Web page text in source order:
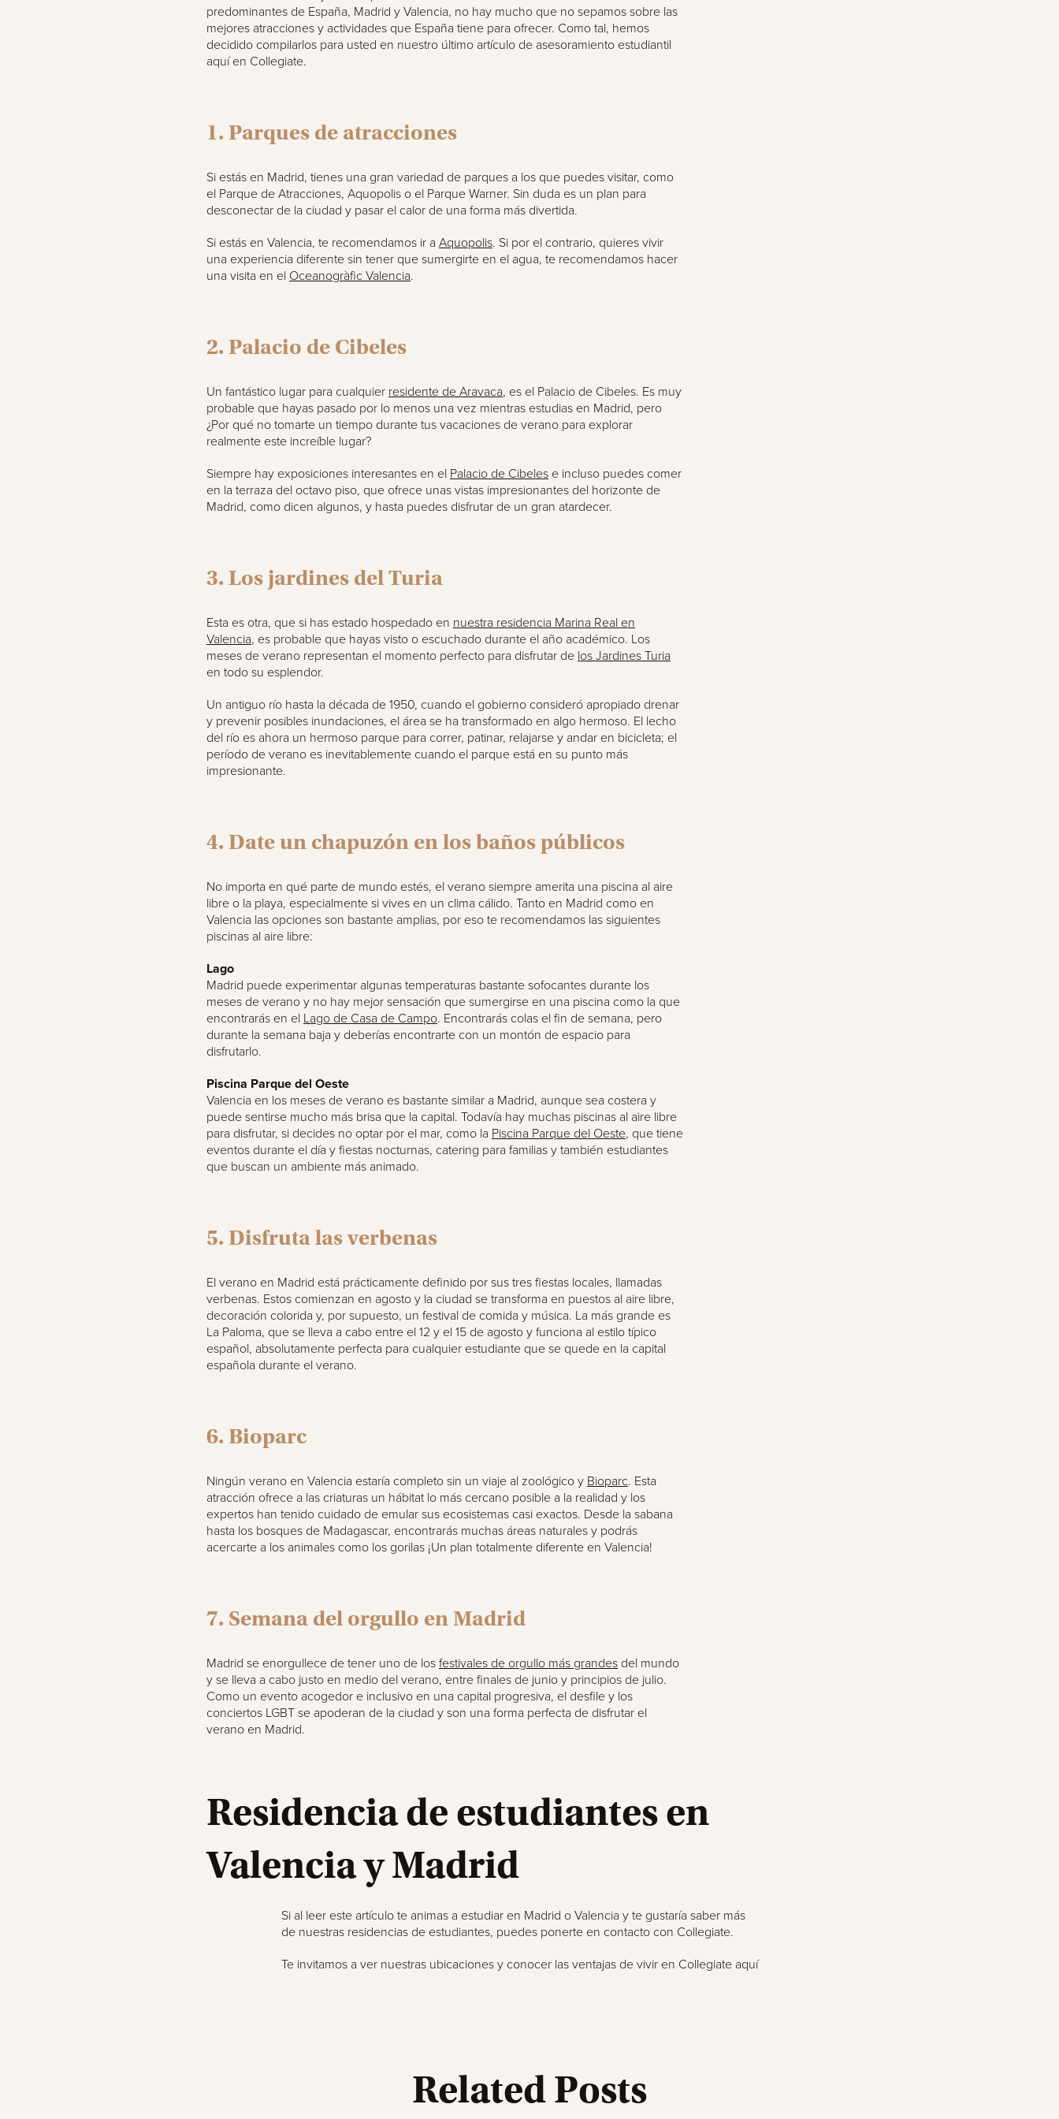
predominantes de España, Madrid y Valencia, no hay mucho que no sepamos sobre las
mejores atracciones y actividades que España tiene para ofrecer. Como tal, hemos
decidido compilarlos para usted en nuestro último artículo de asesoramiento estudiantil
aquí en Collegiate.
1. Parques de atracciones
Si estás en Madrid, tienes una gran variedad de parques a los que puedes visitar, como
el Parque de Atracciones, Aquopolis o el Parque Warner. Sin duda es un plan para
desconectar de la ciudad y pasar el calor de una forma más divertida.
Si estás en Valencia, te recomendamos ir a Aquopolis. Si por el contrario, quieres vivir
una experiencia diferente sin tener que sumergirte en el agua, te recomendamos hacer
una visita en el Oceanogràfic Valencia.
2. Palacio de Cibeles
Un fantástico lugar para cualquier residente de Aravaca, es el Palacio de Cibeles. Es muy
probable que hayas pasado por lo menos una vez mientras estudias en Madrid, pero
¿Por qué no tomarte un tiempo durante tus vacaciones de verano para explorar
realmente este increíble lugar?
Siempre hay exposiciones interesantes en el Palacio de Cibeles e incluso puedes comer
en la terraza del octavo piso, que ofrece unas vistas impresionantes del horizonte de
Madrid, como dicen algunos, y hasta puedes disfrutar de un gran atardecer.
3. Los jardines del Turia
Esta es otra, que si has estado hospedado en nuestra residencia Marina Real en
Valencia, es probable que hayas visto o escuchado durante el año académico. Los
meses de verano representan el momento perfecto para disfrutar de los Jardines Turia
en todo su esplendor.
Un antiguo río hasta la década de 1950, cuando el gobierno consideró apropiado drenar
y prevenir posibles inundaciones, el área se ha transformado en algo hermoso. El lecho
del río es ahora un hermoso parque para correr, patinar, relajarse y andar en bicicleta; el
período de verano es inevitablemente cuando el parque está en su punto más
impresionante.
4. Date un chapuzón en los baños públicos
No importa en qué parte de mundo estés, el verano siempre amerita una piscina al aire
libre o la playa, especialmente si vives en un clima cálido. Tanto en Madrid como en
Valencia las opciones son bastante amplias, por eso te recomendamos las siguientes
piscinas al aire libre:
Lago
Madrid puede experimentar algunas temperaturas bastante sofocantes durante los
meses de verano y no hay mejor sensación que sumergirse en una piscina como la que
encontrarás en el Lago de Casa de Campo. Encontrarás colas el fin de semana, pero
durante la semana baja y deberías encontrarte con un montón de espacio para
disfrutarlo.
Piscina Parque del Oeste
Valencia en los meses de verano es bastante similar a Madrid, aunque sea costera y
puede sentirse mucho más brisa que la capital. Todavía hay muchas piscinas al aire libre
para disfrutar, si decides no optar por el mar, como la Piscina Parque del Oeste, que tiene
eventos durante el día y fiestas nocturnas, catering para familias y también estudiantes
que buscan un ambiente más animado.
5. Disfruta las verbenas
El verano en Madrid está prácticamente definido por sus tres fiestas locales, llamadas
verbenas. Estos comienzan en agosto y la ciudad se transforma en puestos al aire libre,
decoración colorida y, por supuesto, un festival de comida y música. La más grande es
La Paloma, que se lleva a cabo entre el 12 y el 15 de agosto y funciona al estilo típico
español, absolutamente perfecta para cualquier estudiante que se quede en la capital
española durante el verano.
6. Bioparc
Ningún verano en Valencia estaría completo sin un viaje al zoológico y Bioparc. Esta
atracción ofrece a las criaturas un hábitat lo más cercano posible a la realidad y los
expertos han tenido cuidado de emular sus ecosistemas casi exactos. Desde la sabana
hasta los bosques de Madagascar, encontrarás muchas áreas naturales y podrás
acercarte a los animales como los gorilas ¡Un plan totalmente diferente en Valencia!
7. Semana del orgullo en Madrid
Madrid se enorgullece de tener uno de los festivales de orgullo más grandes del mundo
y se lleva a cabo justo en medio del verano, entre finales de junio y principios de julio.
Como un evento acogedor e inclusivo en una capital progresiva, el desfile y los
conciertos LGBT se apoderan de la ciudad y son una forma perfecta de disfrutar el
verano en Madrid.
Residencia de estudiantes en
Valencia y Madrid
Si al leer este artículo te animas a estudiar en Madrid o Valencia y te gustaría saber más
de nuestras residencias de estudiantes, puedes ponerte en contacto con Collegiate.
Te invitamos a ver nuestras ubicaciones y conocer las ventajas de vivir en Collegiate aquí
Related Posts